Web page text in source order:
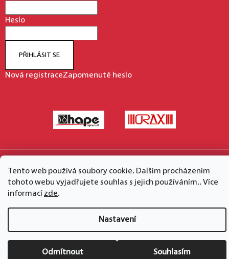
Tento web používá soubory cookie. Dalším procházením
tohoto webu vyjadřujete souhlas s jejich používáním.. Více
informací zde.
Nastavení
Odmítnout Souhlasím
Heslo
PŘIHLÁSIT SE
Nová registraceZapomenuté heslo
Copyright 2026
hape.cz . Všechna práva vyhrazena.